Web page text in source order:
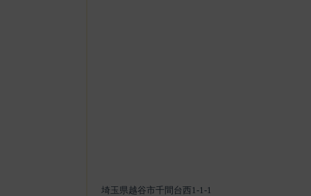
埼玉県越谷市千間台西1-1-1